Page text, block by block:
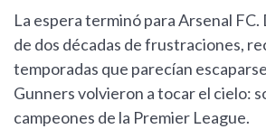
La espera terminó para Arsenal FC.
de dos décadas de frustraciones,
temporadas que parecían
Gunners volvieron a tocar el cielo:
campeones de la Premier League.